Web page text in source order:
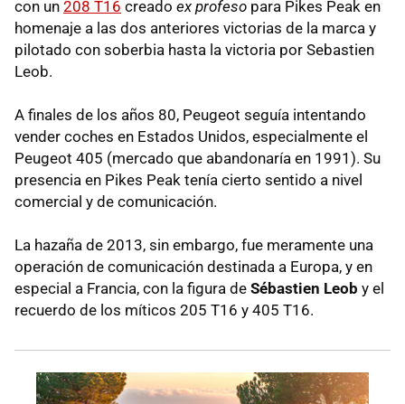
con un 208 T16 creado ex profeso para Pikes Peak en
homenaje a las dos anteriores victorias de la marca y
pilotado con soberbia hasta la victoria por Sebastien
Leob.
A finales de los años 80, Peugeot seguía intentando
vender coches en Estados Unidos, especialmente el
Peugeot 405 (mercado que abandonaría en 1991). Su
presencia en Pikes Peak tenía cierto sentido a nivel
comercial y de comunicación.
La hazaña de 2013, sin embargo, fue meramente una
operación de comunicación destinada a Europa, y en
especial a Francia, con la figura de Sébastien Leob y el
recuerdo de los míticos 205 T16 y 405 T16.